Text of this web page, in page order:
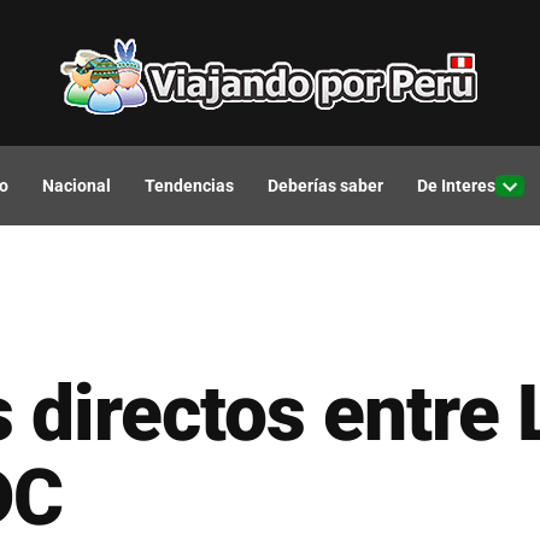
Nacional Tendencias Deberías saber De Interes
directos entre